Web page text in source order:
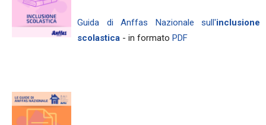
Guida di Anffas Nazionale sull'inclusione
scolastica - in formato PDF